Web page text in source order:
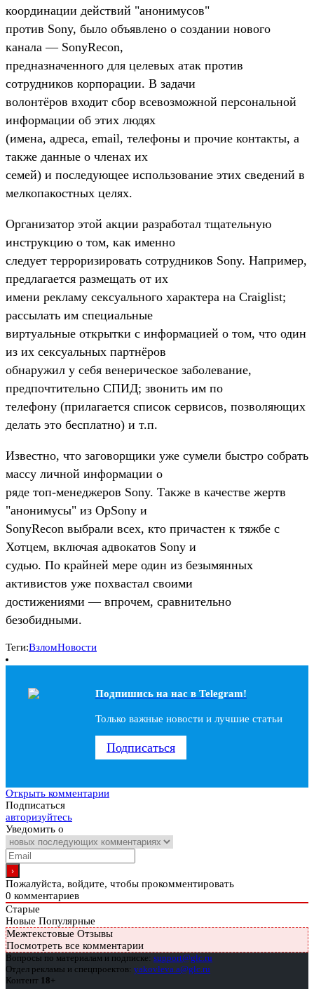
координации действий "анонимусов"
против Sony, было объявлено о создании нового
канала — SonyRecon,
предназначенного для целевых атак против
сотрудников корпорации. В задачи
волонтёров входит сбор всевозможной персональной
информации об этих людях
(имена, адреса, email, телефоны и прочие контакты, а
также данные о членах их
семей) и последующее использование этих сведений в
мелкопакостных целях.
Организатор этой акции разработал тщательную
инструкцию о том, как именно
следует терроризировать сотрудников Sony. Например,
предлагается размещать от их
имени рекламу сексуального характера на Craiglist;
рассылать им специальные
виртуальные открытки с информацией о том, что один
из их сексуальных партнёров
обнаружил у себя венерическое заболевание,
предпочтительно СПИД; звонить им по
телефону (прилагается список сервисов, позволяющих
делать это бесплатно) и т.п.
Известно, что заговорщики уже сумели быстро собрать
массу личной информации о
ряде топ-менеджеров Sony. Также в качестве жертв
"анонимусы" из OpSony и
SonyRecon выбрали всех, кто причастен к тяжбе с
Хотцем, включая адвокатов Sony и
судью. По крайней мере один из безымянных
активистов уже похвастал своими
достижениями — впрочем, сравнительно
безобидными.
Теги:ВзломНовости
Подпишись на наc в Telegram!
Только важные новости и лучшие статьи
Подписаться
Открыть комментарии
Подписаться
авторизуйтесь
Уведомить о
Пожалуйста, войдите, чтобы прокомментировать
0 комментариев
Старые
Новые Популярные
Межтекстовые Отзывы
Посмотреть все комментарии
Вопросы по материалам и подписке: support@glc.ru
Отдел рекламы и спецпроектов: yakovleva.a@glc.ru
Контент 18+